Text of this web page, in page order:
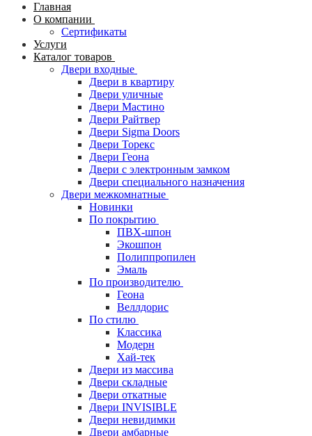
Главная
О компании
Сертификаты
Услуги
Каталог товаров
Двери входные
Двери в квартиру
Двери уличные
Двери Мастино
Двери Райтвер
Двери Sigma Doors
Двери Торекс
Двери Геона
Двери с электронным замком
Двери специального назначения
Двери межкомнатные
Новинки
По покрытию
ПВХ-шпон
Экошпон
Полиппропилен
Эмаль
По производителю
Геона
Веллдорис
По стилю
Классика
Модерн
Хай-тек
Двери из массива
Двери складные
Двери откатные
Двери INVISIBLE
Двери невидимки
Двери амбарные